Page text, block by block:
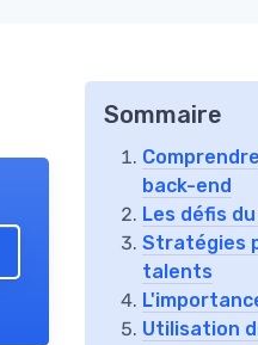
Sommaire
back-end
Les défis
Stratégies
talents
Utilisation